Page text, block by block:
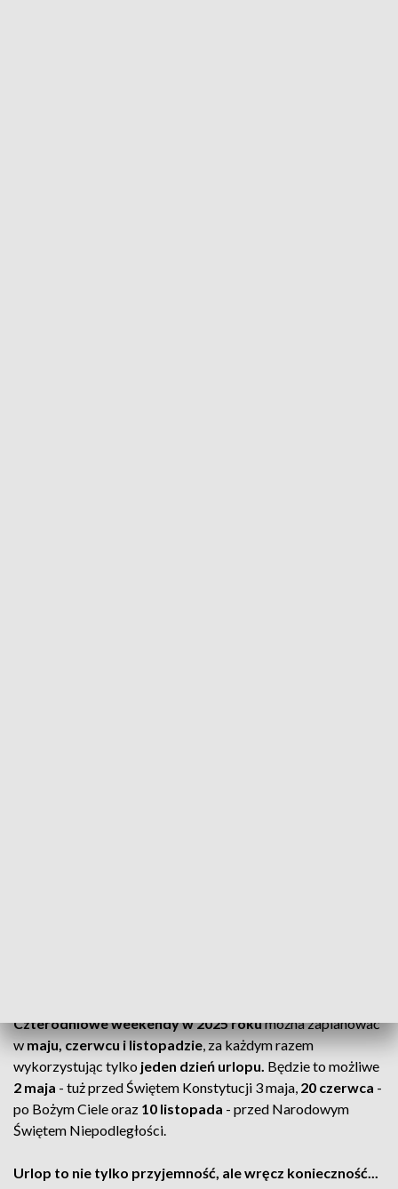
Czterodniowe weekendy w 2025 rokumożna zaplanować
wmaju, czerwcu i listopadzie, za każdym razem
wykorzystując tylko jeden dzień urlopu. Będzie to możliwe
2 maja - tuż przed Świętem Konstytucji 3 maja, 20 czerwca -
po Bożym Ciele oraz 10 listopada - przed Narodowym
Świętem Niepodległości.
Urlop to nie tylko przyjemność, ale wręcz konieczność...